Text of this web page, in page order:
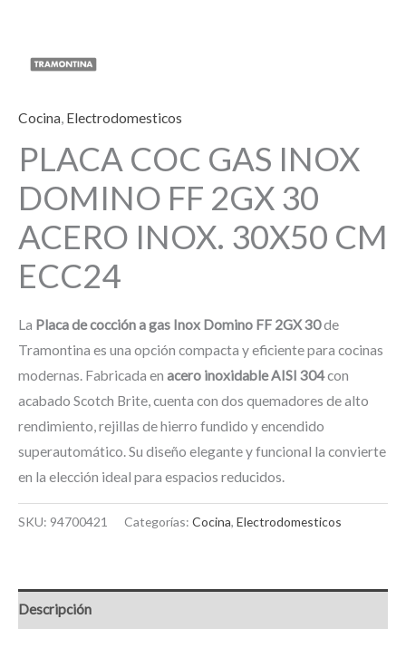
Cocina, Electrodomesticos
PLACA COC GAS INOX
DOMINO FF 2GX 30
ACERO INOX. 30X50 CM
ECC24
La Placa de cocción a gas Inox Domino FF 2GX 30de
Tramontina es una opción compacta y eficiente para cocinas
modernas. Fabricada en acero inoxidable AISI 304con
acabado Scotch Brite, cuenta con dos quemadores de alto
rendimiento, rejillas de hierro fundido y encendido
superautomático. Su diseño elegante y funcional la convierte
en la elección ideal para espacios reducidos.
SKU: 94700421 Categorías: Cocina, Electrodomesticos
Descripción